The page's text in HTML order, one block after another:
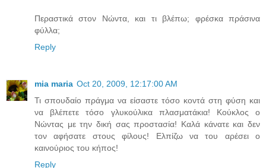
Περαστικά στον Νώντα, και τι βλέπω; φρέσκα πράσινα
φύλλα;
Reply
mia maria Oct 20, 2009, 12:17:00 AM
Τι σπουδαίο πράγμα να είσαστε τόσο κοντά στη φύση και
να βλέπετε τόσο γλυκούλικα πλασματάκια! Κούκλος ο
Νώντας με την δική σας προστασία! Καλά κάνατε και δεν
τον αφήσατε στους φίλους! Ελπίζω να του αρέσει ο
καινούριος του κήπος!
Reply